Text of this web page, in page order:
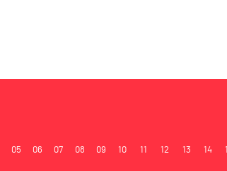
05 06 07 08 09 10 11 12 13 14